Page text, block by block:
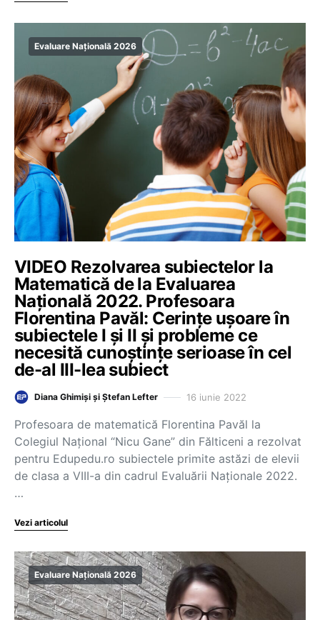
Evaluare Națională 2026
VIDEO Rezolvarea subiectelor la
Matematică de la Evaluarea
Națională 2022. Profesoara
Florentina Pavăl: Cerințe ușoare în
subiectele I și II și probleme ce
necesită cunoștințe serioase în cel
de-al III-lea subiect
Diana Ghimiși și Ștefan Lefter 16 iunie 2022
Profesoara de matematică Florentina Pavăl la
Colegiul Național “Nicu Gane” din Fălticeni a rezolvat
pentru Edupedu.ro subiectele primite astăzi de elevii
de clasa a VIII-a din cadrul Evaluării Naționale 2022.
…
Vezi articolul
Evaluare Națională 2026